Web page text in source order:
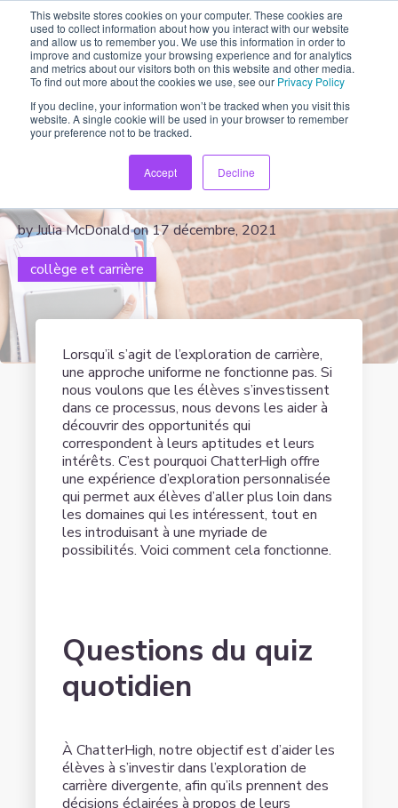
This website stores cookies on your computer. These cookies are
used to collect information about how you interact with our website
and allow us to remember you. We use this information in order to
improve and customize your browsing experience and for analytics
and metrics about our visitors both on this website and other media.
To find out more about the cookies we use, see our Privacy Policy
If you decline, your information won’t be tracked when you visit this
website. A single cookie will be used in your browser to remember
your preference not to be tracked.
Accept Decline
Comment ChatterHigh offre de
l’exploration de carrière
personnalisée
by Julia McDonald on 17 décembre, 2021
collège et carrière
Lorsqu’il s’agit de l’exploration de carrière,
une approche uniforme ne fonctionne pas. Si
nous voulons que les élèves s’investissent
dans ce processus, nous devons les aider à
découvrir des opportunités qui
correspondent à leurs aptitudes et leurs
intérêts. C’est pourquoi ChatterHigh offre
une expérience d’exploration personnalisée
qui permet aux élèves d’aller plus loin dans
les domaines qui les intéressent, tout en
les introduisant à une myriade de
possibilités. Voici comment cela fonctionne.
Questions du quiz
quotidien
À ChatterHigh, notre objectif est d’aider les
élèves à s’investir dans l’exploration de
carrière divergente, afin qu’ils prennent des
décisions éclairées à propos de leurs